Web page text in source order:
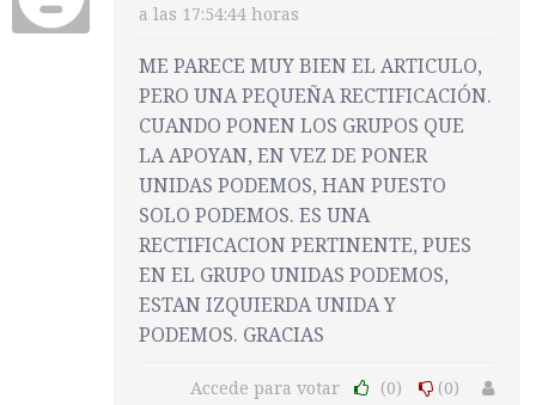
a las 17:54:44 horas
ME PARECE MUY BIEN EL ARTICULO,
PERO UNA PEQUEÑA RECTIFICACIÓN.
CUANDO PONEN LOS GRUPOS QUE
LA APOYAN, EN VEZ DE PONER
UNIDAS PODEMOS, HAN PUESTO
SOLO PODEMOS. ES UNA
RECTIFICACION PERTINENTE, PUES
EN EL GRUPO UNIDAS PODEMOS,
ESTAN IZQUIERDA UNIDA Y
PODEMOS. GRACIAS
Accede para votar (0)
(0)